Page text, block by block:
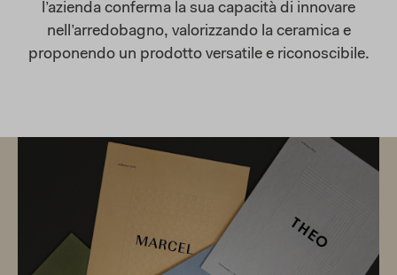
l’azienda conferma la sua capacità di innovare
nell’arredobagno, valorizzando la ceramica e
proponendo un prodotto versatile e riconoscibile.